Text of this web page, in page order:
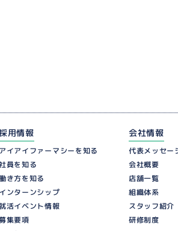
用情報
アイアイファーマシーを知る
員を知る
き方を知る
インターンシップ
活イベント情報
集要項
会社情報
代表メッセー
会社概要
店舗一覧
組織体系
スタッフ紹介
研修制度